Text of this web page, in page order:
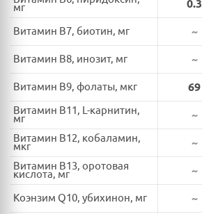
мг 0.3
Витамин B7, биотин, мг ~
Витамин B8, инозит, мг ~
Витамин B9, фолаты, мкг 69
Витамин B11, L-карнитин,
мг ~
Витамин B12, кобаламин,
мкг ~
Витамин B13, оротовая
кислота, мг ~
Коэнзим Q10, убихинон, мг ~